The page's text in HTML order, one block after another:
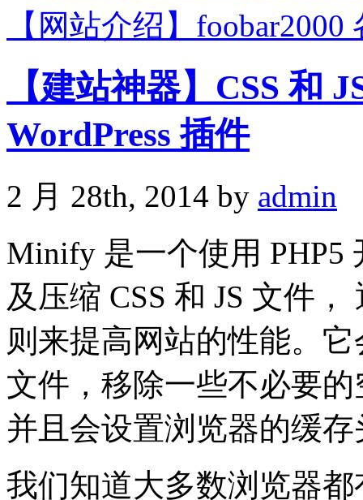
【网站介绍】
【建站神器】CSS 和
WordPress 插件
2 月 28th, 2014 by admin
Minify 是一个使用 PHP5
及压缩 CSS 和 JS 文件
则来提高网站的性能。它
文件，移除一些不必要
并且会设置浏览器的缓存
我们知道大多数浏览器